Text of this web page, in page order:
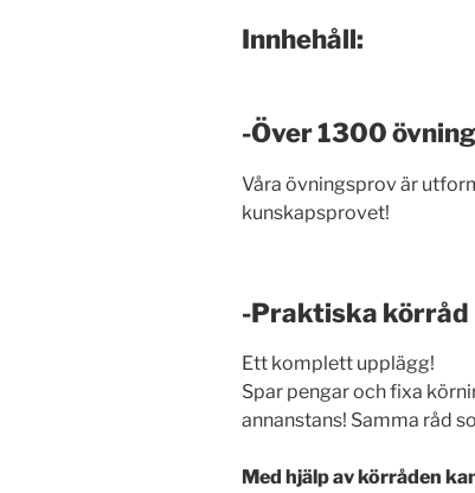
Innhehåll:
-Över 1300
Våra övningsprov är
kunskapsprovet!
-Praktiska körråd
Ett komplett upplägg!
Spar pengar och fixa
annanstans! Samma råd
Med hjälp av körråden